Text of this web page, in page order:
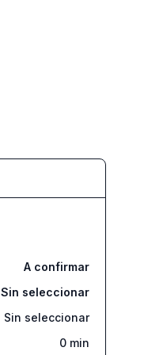
A confirmar
Sin seleccionar
Sin seleccionar
0 min